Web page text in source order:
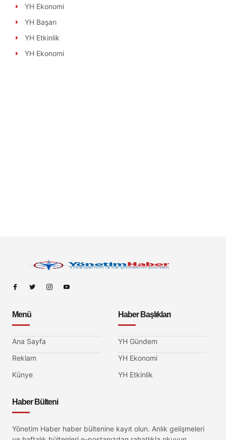
YH Ekonomi
YH Başarı
YH Etkinlik
YH Ekonomi
Menü
Ana Sayfa
Reklam
Künye
Haber Başlıkları
YH Gündem
YH Ekonomi
YH Etkinlik
Haber Bülteni
Yönetim Haber haber bültenine kayıt olun. Anlık gelişmeleri